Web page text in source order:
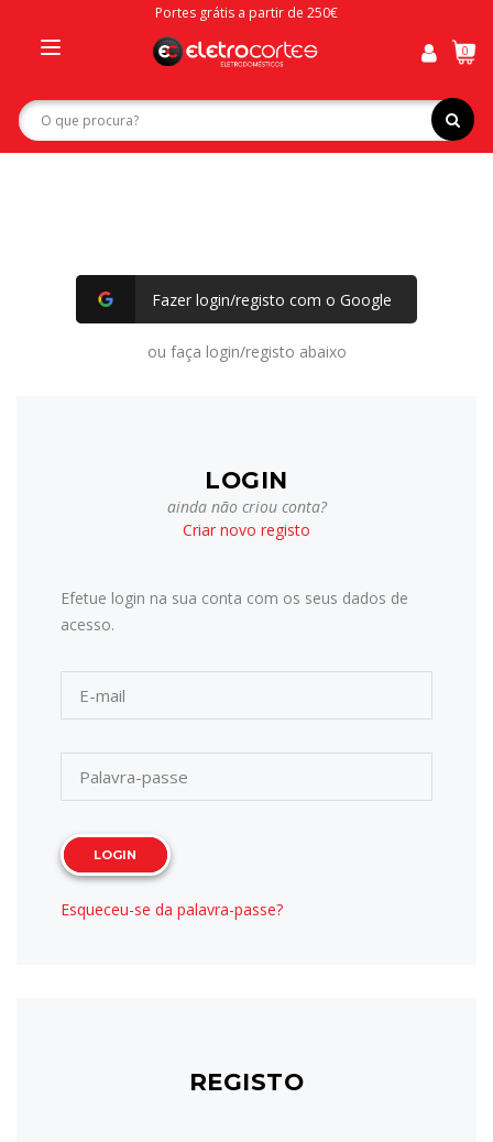
Portes grátis a partir de 250€
navigation
0
Fazer login/registo com o Google
ou faça login/registo abaixo
LOGIN
ainda não criou conta?
Criar novo registo
Efetue login na sua conta com os seus dados de
acesso.
LOGIN
Esqueceu-se da palavra-passe?
REGISTO